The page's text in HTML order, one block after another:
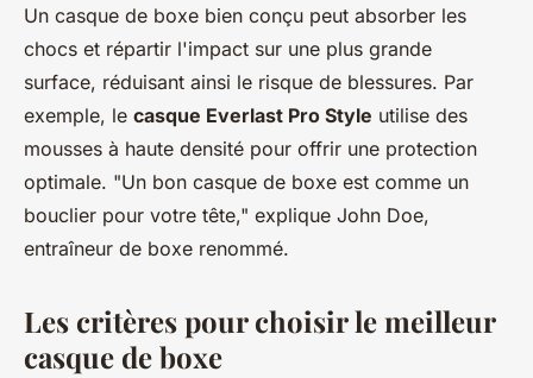
Un casque de boxe bien conçu peut absorber les
chocs et répartir l'impact sur une plus grande
surface, réduisant ainsi le risque de blessures. Par
exemple, le casque Everlast Pro Style utilise des
mousses à haute densité pour offrir une protection
optimale. "Un bon casque de boxe est comme un
bouclier pour votre tête," explique John Doe,
entraîneur de boxe renommé.
Les critères pour choisir le meilleur
casque de boxe